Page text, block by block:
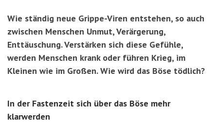
Wie ständig neue Grippe-Viren entstehen, so auch
zwischen Menschen Unmut, Verärgerung,
Enttäuschung. Verstärken sich diese Gefühle,
werden Menschen krank oder führen Krieg, im
Kleinen wie im Großen. Wie wird das Böse tödlich?
In der Fastenzeit sich über das Böse mehr
klarwerden